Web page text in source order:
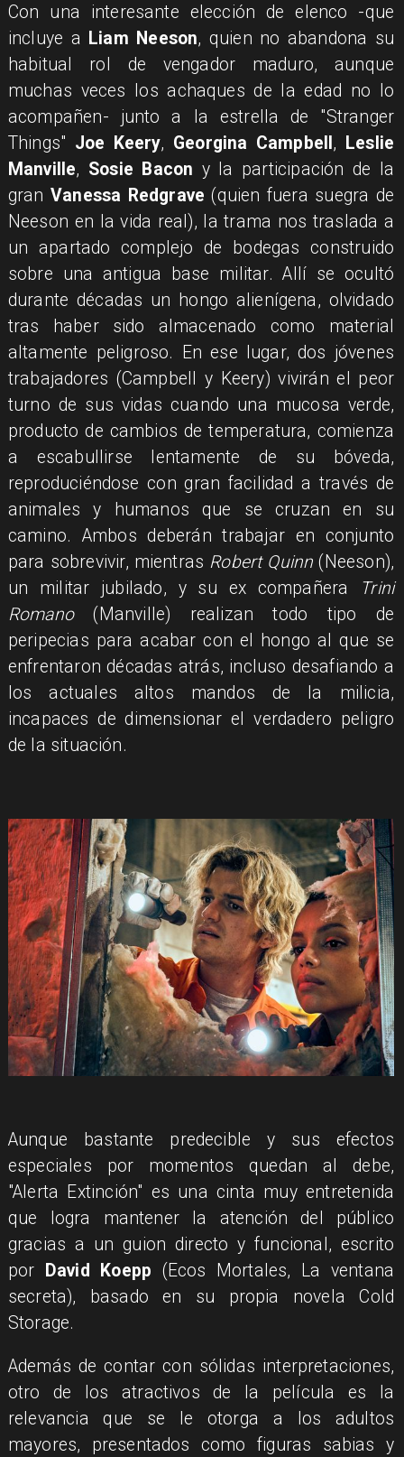
Con una interesante elección de elenco -que
incluye a Liam Neeson, quien no abandona su
habitual rol de vengador maduro, aunque
muchas veces los achaques de la edad no lo
acompañen- junto a la estrella de "Stranger
Things" Joe Keery, Georgina Campbell ,
Leslie
Manville, Sosie Bacon y la participación de la
granVanessa Redgrave (quien fuera suegra de
Neeson en la vida real), la trama nos traslada a
un apartado complejo de bodegas construido
sobre una antigua base militar. Allí se ocultó
durante décadas un hongo alienígena, olvidado
tras haber sido almacenado como material
altamente peligroso. En ese lugar, dos jóvenes
trabajadores (Campbell y Keery) vivirán el peor
turno de sus vidas cuando una mucosa verde,
producto de cambios de temperatura, comienza
a escabullirse lentamente de su bóveda,
reproduciéndose con gran facilidad a través de
animales y humanos que se cruzan en su
camino. Ambos deberán trabajar en conjunto
para sobrevivir, mientras Robert Quinn (Neeson),
un militar jubilado, y su ex compañera
Trini
Romano(Manville) realizan todo tipo de
peripecias para acabar con el hongo al que se
enfrentaron décadas atrás, incluso desafiando a
los actuales altos mandos de la milicia,
incapaces de dimensionar el verdadero peligro
de la situación.
Aunque bastante predecible y sus efectos
especiales por momentos quedan al debe,
"Alerta Extinción" es una cinta muy entretenida
que logra mantener la atención del público
gracias a un guion directo y funcional, escrito
por David Koepp (Ecos Mortales, La ventana
secreta), basado en su propia novela Cold
Storage.
Además de contar con sólidas interpretaciones,
otro de los atractivos de la película es la
relevancia que se le otorga a los adultos
mayores, presentados como figuras sabias y